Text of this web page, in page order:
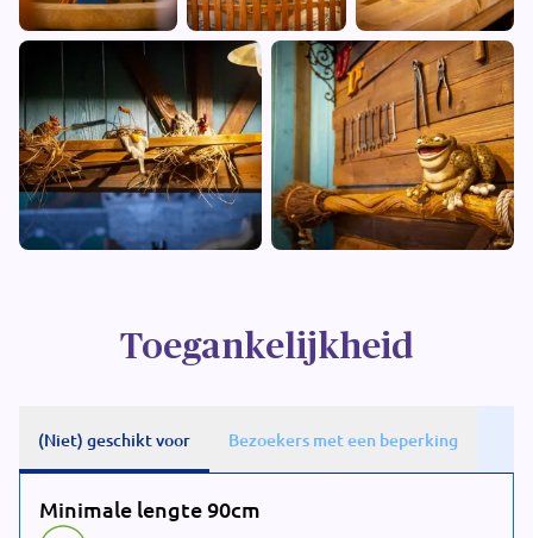
Toegankelijkheid
(Niet) geschikt voor Bezoekers met een beperking
Minimale lengte 90cm